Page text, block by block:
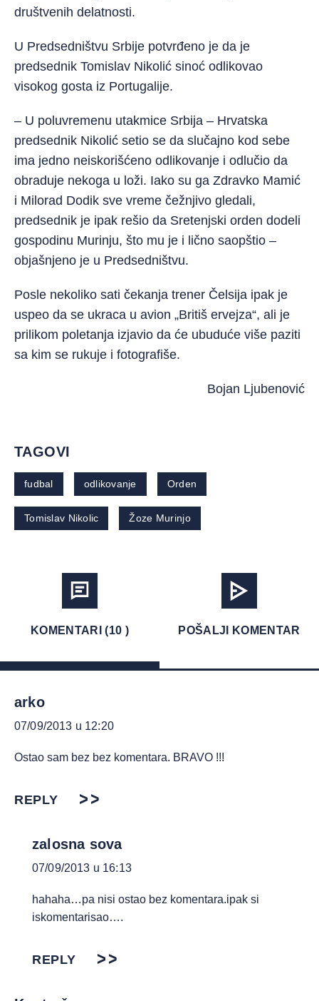
društvenih delatnosti.
U Predsedništvu Srbije potvrđeno je da je
predsednik Tomislav Nikolić sinoć odlikovao
visokog gosta iz Portugalije.
– U poluvremenu utakmice Srbija – Hrvatska
predsednik Nikolić setio se da slučajno kod sebe
ima jedno neiskorišćeno odlikovanje i odlučio da
obraduje nekoga u loži. Iako su ga Zdravko Mamić
i Milorad Dodik sve vreme čežnjivo gledali,
predsednik je ipak rešio da Sretenjski orden dodeli
gospodinu Murinju, što mu je i lično saopštio –
objašnjeno je u Predsedništvu.
Posle nekoliko sati čekanja trener Čelsija ipak je
uspeo da se ukraca u avion „Britiš ervejza“, ali je
prilikom poletanja izjavio da će ubuduće više paziti
sa kim se rukuje i fotografiše.
Bojan Ljubenović
TAGOVI
fudbal odlikovanje Orden
Tomislav Nikolic Žoze Murinjo
KOMENTARI (10 ) POŠALJI KOMENTAR
arko
07/09/2013 u 12:20
Ostao sam bez bez komentara. BRAVO !!!
REPLY
zalosna sova
07/09/2013 u 16:13
hahaha…pa nisi ostao bez komentara.ipak si
iskomentarisao….
REPLY